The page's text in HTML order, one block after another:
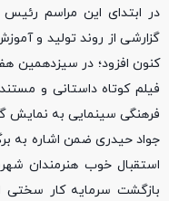
در ابتدای این مراسم رئیس
گزارشی از روند تولید و
فرهنگی سینمایی به نمایش
جواد حیدری ضمن اشاره به
استقبال خوب هنرمندان
بازگشت سرمایه کار سختی